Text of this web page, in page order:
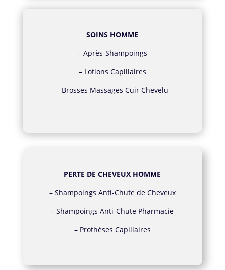
SOINS HOMME
– Après-Shampoings
– Lotions Capillaires
– Brosses Massages Cuir Chevelu
PERTE DE CHEVEUX HOMME
– Shampoings Anti-Chute de Cheveux
–Shampoings Anti-Chute Pharmacie
– Prothèses Capillaires